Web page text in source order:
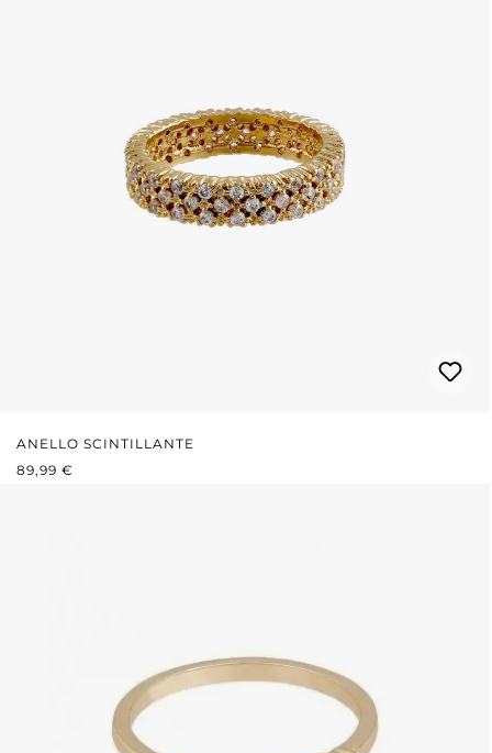
ANELLO SCINTILLANTE
PREZZO NORMALE:
89,99 €